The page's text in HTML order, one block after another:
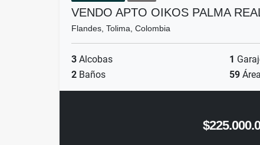
VENDO APTO OIKOS PALMA
Flandes, Tolima, Colombia
3 Alcobas 1
2 Baños 59